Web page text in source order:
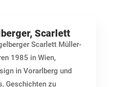
Scarlett
Scarlett Müller-
1985 in Wien,
in Vorarlberg und
Geschichten zu